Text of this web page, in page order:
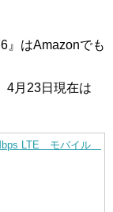
』はAmazonでも
4月23日現在は
LTE モバイル